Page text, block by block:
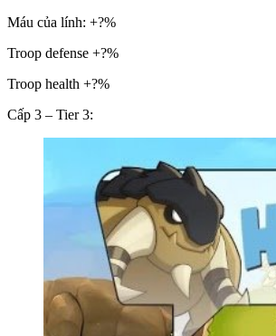
Máu của lính: +?%
Troop defense +?%
Troop health +?%
Cấp 3 – Tier 3: